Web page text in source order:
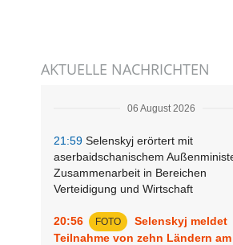
Abonnement
AKTUELLE NACHRICHTEN
06 August 2026
21:59 Selenskyj erörtert mit
aserbaidschanischem
Zusammenarbeit in Bereichen
Verteidigung und Wirtschaft
20:56 FOTO
Selenskyj meldet
Teilnahme von zehn Ländern am